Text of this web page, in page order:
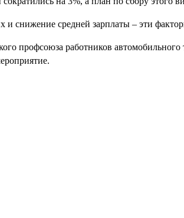
снижение средней зарплаты – эти
профсоюза работников